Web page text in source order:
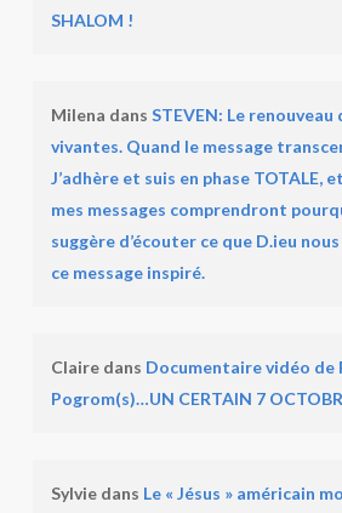
SHALOM !
Milena dans STEVEN: Le renouveau
vivantes. Quand le message
J’adhère et suis en phase TOTALE,
mes messages comprendront
suggère d’écouter ce que D.ieu
ce message inspiré.
Clairedans Documentaire vidéo de
Pogrom(s)…UN CERTAIN 7
Sylviedans Le « Jésus » américain